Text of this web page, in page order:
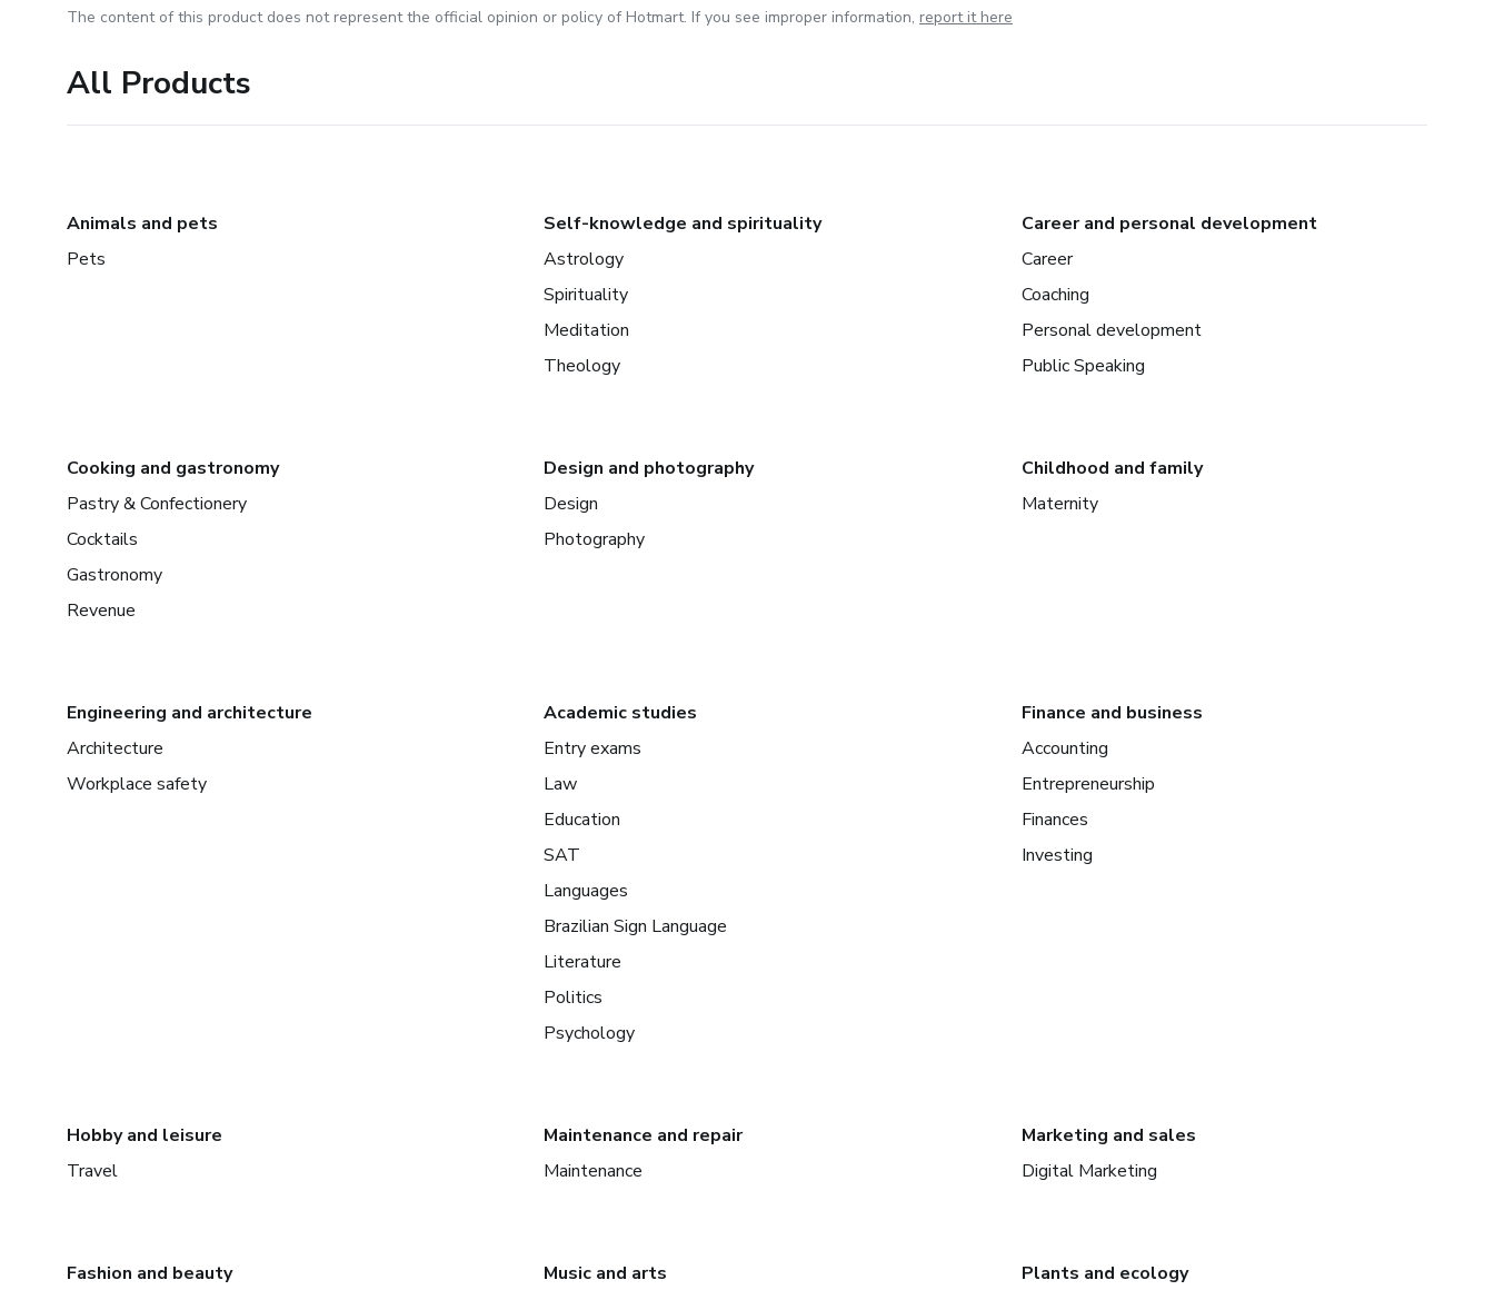
The content of this product does not represent the official opinion or policy of Hotmart. If you see improper information, report it here
All Products
Animals and pets
Pets
Self-knowledge and spirituality
Astrology
Spirituality
Meditation
Theology
Career and personal development
Career
Coaching
Personal development
Public Speaking
Cooking and gastronomy
Pastry & Confectionery
Cocktails
Gastronomy
Revenue
Design and photography
Design
Photography
Childhood and family
Maternity
Engineering and architecture
Architecture
Workplace safety
Academic studies
Entry exams
Law
Education
SAT
Languages
Brazilian Sign Language
Literature
Politics
Psychology
Finance and business
Accounting
Entrepreneurship
Finances
Investing
Hobby and leisure
Travel
Maintenance and repair
Maintenance
Marketing and sales
Digital Marketing
Fashion and beauty
Music and arts
Plants and ecology